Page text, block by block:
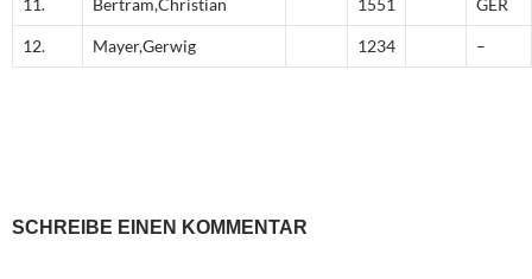
11. Bertram,Christian 1551 GER
12. Mayer,Gerwig 1234 –
SCHREIBE EINEN KOMMENTAR